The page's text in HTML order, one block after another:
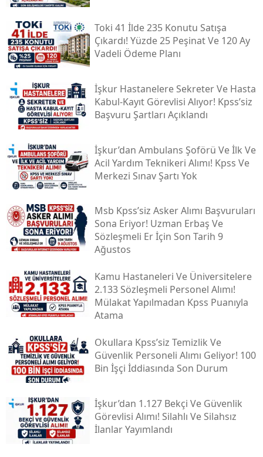
Toki̇ 41 İlde 235 Konutu Satışa
Çıkardı! Yüzde 25 Peşinat Ve 120 Ay
Vadeli Ödeme Planı
İşkur Hastanelere Sekreter Ve Hasta
Kabul-Kayıt Görevlisi Alıyor! Kpss’siz
Başvuru Şartları Açıklandı
İşkur’dan Ambulans Şoförü Ve İlk Ve
Acil Yardım Teknikeri Alımı! Kpss Ve
Merkezi Sınav Şartı Yok
Msb Kpss’siz Asker Alımı Başvuruları
Sona Eriyor! Uzman Erbaş Ve
Sözleşmeli Er İçin Son Tarih 9
Ağustos
Kamu Hastaneleri Ve Üniversitelere
2.133 Sözleşmeli Personel Alımı!
Mülakat Yapılmadan Kpss Puanıyla
Atama
Okullara Kpss’siz Temizlik Ve
Güvenlik Personeli Alımı Geliyor! 100
Bin İşçi İddiasında Son Durum
İşkur’dan 1.127 Bekçi Ve Güvenlik
Görevlisi Alımı! Silahlı Ve Silahsız
İlanlar Yayımlandı